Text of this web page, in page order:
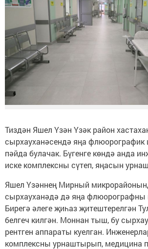
Тиздән Яшел Үзән Үзәк район
сырхауханәсендә яңа
пәйда булачак. Бүгенге көндә анда
иске комплексны сүтеп, яңасын
Яшел Үзәннең Мирный
сырхауханәдә дә яңа флюорографны
Бирегә әлеге җиһаз җитештерелгән
белгеч килгән. Моннан тыш, бу
рентген аппараты куелган.
комплексны урнаштырып, медицина